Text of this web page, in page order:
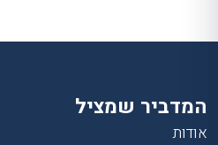
המדביר שמציל
אודות